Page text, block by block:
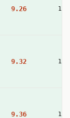
9.26
9.32
9.36